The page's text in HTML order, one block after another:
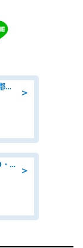
＞
介護職・ヘルパー/デイサービス/額田郡幸田町/JR東海道本線 幸田/愛知県
＞
検品・検査/高収入/日払いOK/日勤/20・30・40代活躍中/製造 工場